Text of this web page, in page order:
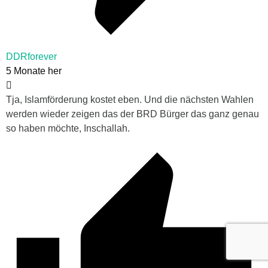
DDRforever
5 Monate her
Tja, Islamförderung kostet eben. Und die nächsten Wahlen
werden wieder zeigen das der BRD Bürger das ganz genau
so haben möchte, Inschallah.